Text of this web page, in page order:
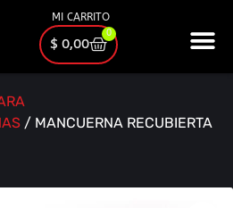
MI CARRITO
$ 0,00
0
/ MANCUERNA RECUBIERTA